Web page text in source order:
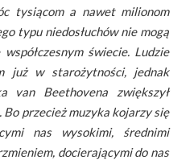
tysiącom a nawet milionom
typu niedosłuchów nie mogą
świecie. Ludzie
już w starożytności, jednak
van Beethovena zwiększył
przecież muzyka kojarzy się
nas wysokimi, średnimi
docierającymi do nas